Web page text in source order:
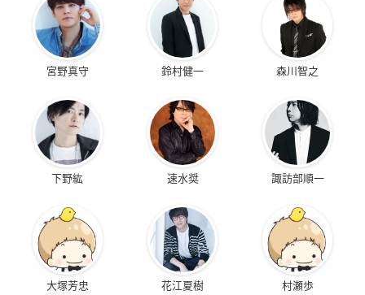
宮野真守 鈴村健一 森川智之
下野紘 速水奨 諏訪部順一
大塚芳忠 花江夏樹 村瀬歩